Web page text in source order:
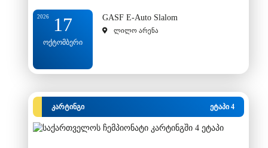
17
ოქტომბერი
2026 GASF E-Auto Slalom
ლილო არენა
კარტინგი ეტაპი 4